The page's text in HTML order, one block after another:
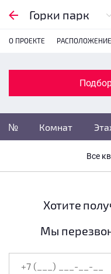
Горки парк
О ПРОЕКТЕ РАСПОЛОЖЕНИЕ
№ Комнат
Все
Подбор по
1
S общаяХотите
Мы